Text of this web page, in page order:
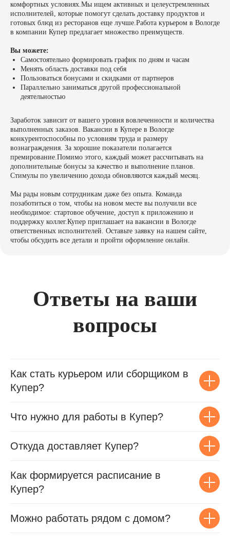
комфортных условиях.Мы ищем активных и целеустремленных
исполнителей, которые помогут сделать доставку продуктов и
готовых блюд из ресторанов еще лучше.Работа курьером в Вологде
в компании Купер предлагает множество преимуществ.
Вы можете:
Самостоятельно формировать график по дням и часам
Менять область доставки под себя
Пользоваться бонусами и скидками от партнеров
Параллельно заниматься другой профессиональной
деятельностью
Заработок зависит от вашего уровня вовлеченности и количества
выполненных заказов. Вакансии в Купере в Вологде
конкурентоспособны по условиям труда и размеру
вознаграждения. За хорошие показатели полагается
премирование.Помимо этого, каждый может рассчитывать на
дополнительные бонусы за качество и выполнение планов.
Стимулы по увеличению дохода обновляются каждый месяц.
Мы рады новым сотрудникам даже без опыта. Команда
позаботиться о том, чтобы на новом месте вы получили все
необходимое: стартовое обучение, доступ к приложению и
поддержку коллег.Купер приглашает на вакансии в Вологде
ответственных исполнителей. Оставьте заявку на нашем сайте,
чтобы обсудить все детали и пройти оформление онлайн.
Ответы на ваши
вопросы
Как стать курьером или сборщиком в
Купер?
Что нужно для работы в Купер?
Откуда доставляет Купер?
Как формируется расписание в
Купер?
Можно работать рядом с домом?